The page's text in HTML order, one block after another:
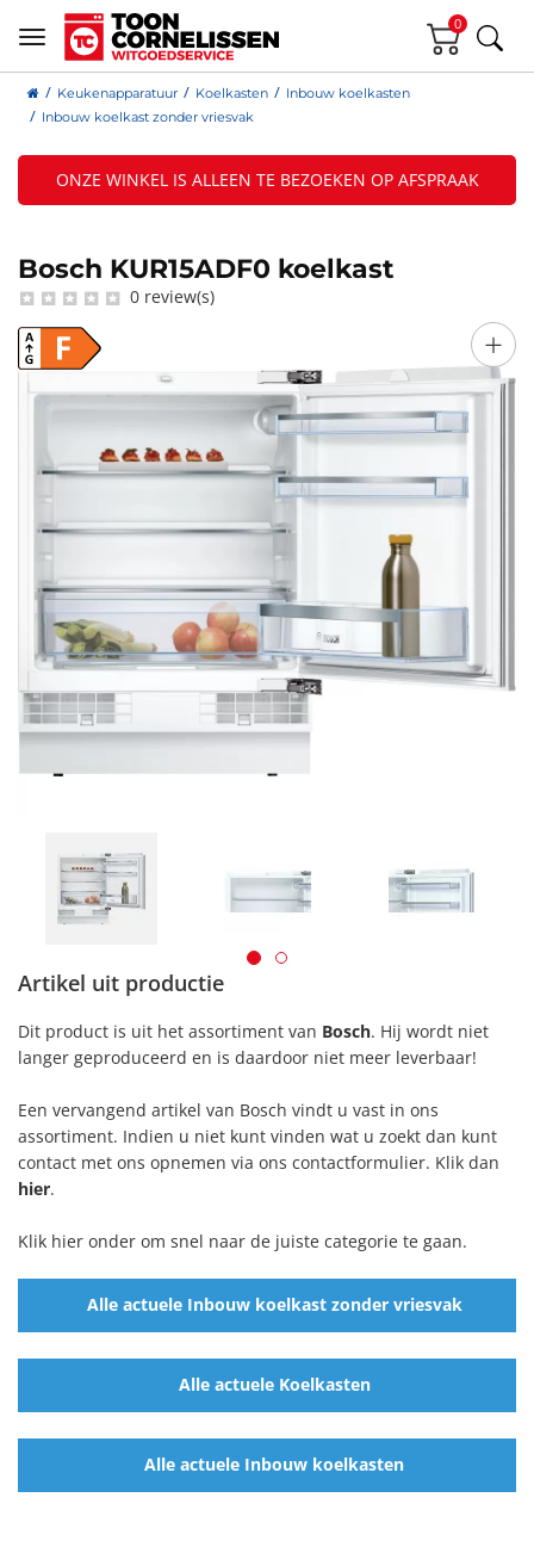
0
Keukenapparatuur Koelkasten
Inbouw koelkasten
Inbouw koelkast zonder vriesvak
ONZE WINKEL IS ALLEEN TE BEZOEKEN OP AFSPRAAK
Bosch KUR15ADF0 koelkast
0 review(s)
+
Artikel uit productie
Dit product is uit het assortiment van Bosch. Hij wordt niet
langer geproduceerd en is daardoor niet meer leverbaar!
Een vervangend artikel van Bosch vindt u vast in ons
assortiment. Indien u niet kunt vinden wat u zoekt dan kunt
contact met ons opnemen via ons contactformulier. Klik dan
hier.
Klik hier onder om snel naar de juiste categorie te gaan.
Alle actuele Inbouw koelkast zonder vriesvak
Alle actuele Koelkasten
Alle actuele Inbouw koelkasten